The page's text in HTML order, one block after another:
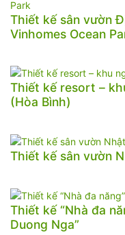
Thiết kế sân vườn
Vinhomes Ocean
Thiết kế resort –
(Hòa Bình)
Thiết kế sân vườn
Thiết kế “Nhà đa
Duong Nga”